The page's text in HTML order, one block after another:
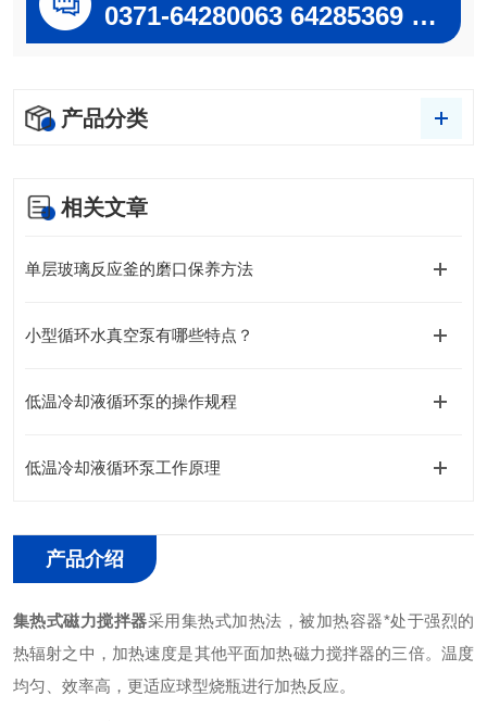
0371-64280063 64285369 64285222
产品分类
相关文章
单层玻璃反应釜的磨口保养方法
小型循环水真空泵有哪些特点？
低温冷却液循环泵的操作规程
低温冷却液循环泵工作原理
产品介绍
集热式磁力搅拌器采用集热式加热法，被加热容器*处于强烈的
热辐射之中，加热速度是其他平面加热磁力搅拌器的三倍。温度
均匀、效率高，更适应球型烧瓶进行加热反应。